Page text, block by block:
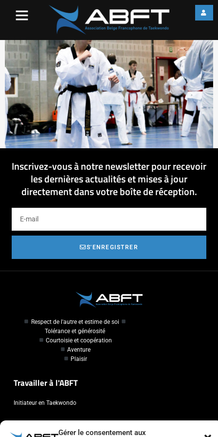
Gérer le consentement aux
Inscrivez-vous à notre newsletter pour recevoir
les dernières actualités et mises à jour
directement dans votre boîte de réception.
S'ENREGISTRER
Respect de l'autre et estime de soi
Tolérance et générosité
Courtoisie et coopération
Aventure
Plaisir
Travailler à l'ABFT
Initiateur en Taekwondo